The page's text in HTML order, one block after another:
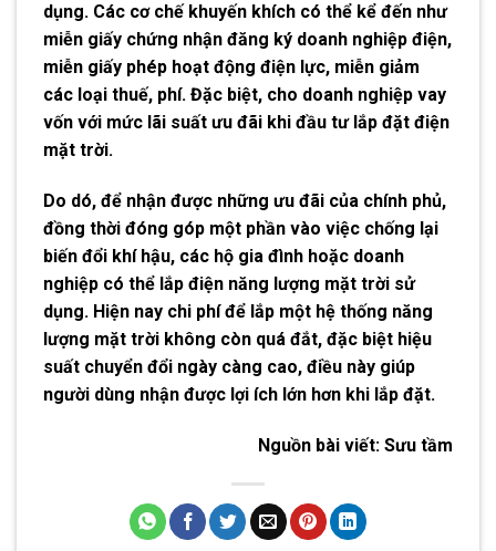
dụng. Các cơ chế khuyến khích có thể kể đến như
miễn giấy chứng nhận đăng ký doanh nghiệp điện,
miễn giấy phép hoạt động điện lực, miễn giảm
các loại thuế, phí. Đặc biệt, cho doanh nghiệp vay
vốn với mức lãi suất ưu đãi khi đầu tư lắp đặt điện
mặt trời.
Do dó, để nhận được những ưu đãi của chính phủ,
đồng thời đóng góp một phần vào việc chống lại
biến đổi khí hậu, các hộ gia đình hoặc doanh
nghiệp có thể lắp điện năng lượng mặt trời sử
dụng. Hiện nay chi phí để lắp một hệ thống năng
lượng mặt trời không còn quá đắt, đặc biệt hiệu
suất chuyển đổi ngày càng cao, điều này giúp
người dùng nhận được lợi ích lớn hơn khi lắp đặt.
Nguồn bài viết: Sưu tầm